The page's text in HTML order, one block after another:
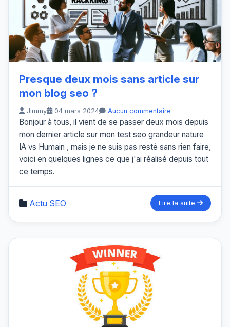
Presque deux mois sans article sur
mon blog seo ?
Jimmy 04 mars 2024 Aucun commentaire
Bonjour à tous, il vient de se passer deux mois depuis
mon dernier article sur mon test seo grandeur nature
IA vs Humain , mais je ne suis pas resté sans rien faire,
voici en quelques lignes ce que j'ai réalisé depuis tout
ce temps.
Actu SEO Lire la suite